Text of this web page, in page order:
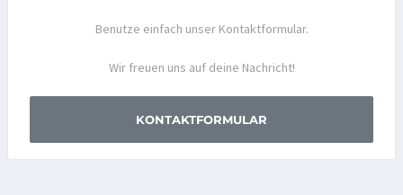
Benutze einfach unser Kontaktformular.
Wir freuen uns auf deine Nachricht!
KONTAKTFORMULAR